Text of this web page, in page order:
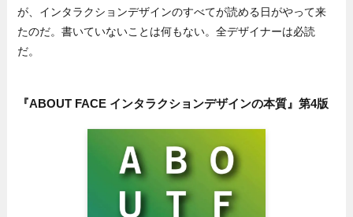
が、インタラクションデザインのすべてが読める日がやって来
たのだ。書いていないことは何もない。全デザイナーは必読
だ。
『ABOUT FACE インタラクションデザインの本質』第4版